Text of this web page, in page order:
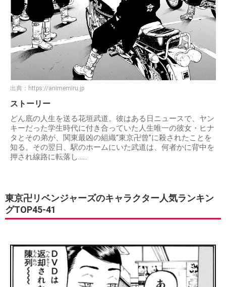
出典： https://animemiru.jp
ストーリー
どん底の人生を送る花垣武道。彼はある日ニュースで、ヤン
キーだった学生時代に付き合っていた人生唯一の彼女・ヒナ
タとその弟が、関東最凶の組織“東京卍曾”に殺されたことを
知る。その翌日、駅のホームにいた武道は、何者かに背中を
押され線路に転落し……
東京卍リベンジャーズのキャラクター人気ランキン
グTOP45-41